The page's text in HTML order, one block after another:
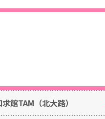
求館TAM（北大路）